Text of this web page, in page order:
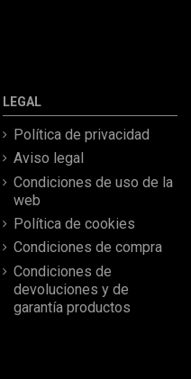
LEGAL
Política de privacidad
Aviso legal
Condiciones de uso de la
web
Política de cookies
Condiciones de compra
Condiciones de
devoluciones y de
garantía productos